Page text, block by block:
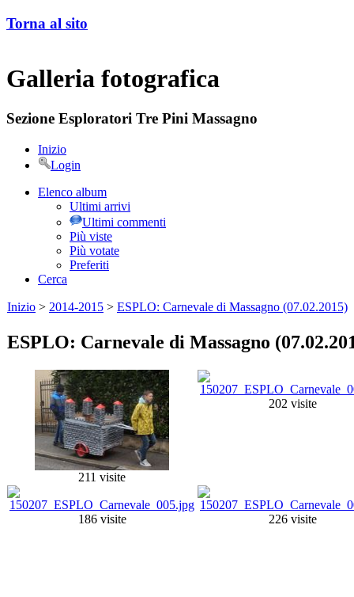
Torna al sito
Galleria fotografica
Sezione Esploratori Tre Pini Massagno
Inizio
Login
Elenco album
Ultimi arrivi
Ultimi commenti
Più viste
Più votate
Preferiti
Cerca
Inizio > 2014-2015 > ESPLO: Carnevale di Massagno (07.02.2015)
ESPLO: Carnevale di Massagno
211 visite
202 visite
186 visite 226 visite